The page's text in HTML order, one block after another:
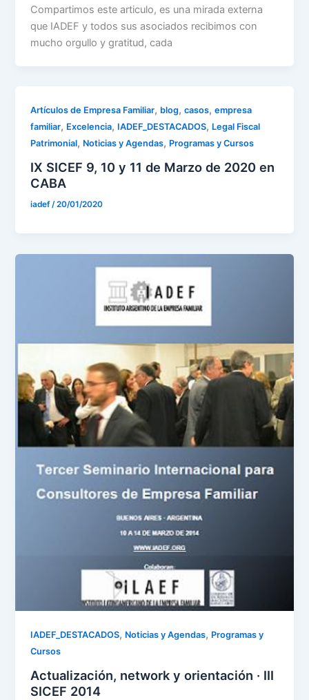
Compartimos este articulo, es una mirada externa
que IADEF y todos sus asociados recibimos con
mucho orgullo y gratitud, cada
Artículos de Empresa Familiar, blog,casos,empresa
familiar, Excelencia, IADEF_DESTACADOS, Legal Fiscal
Patrimonial, Noticias y Agendas, Programas y Cursos
IX SICEF 9, 10 y 11 de Marzo de 2020 en
CABA
iadef /20/01/2020
IADEF_DESTACADOS, Noticias y Agendas, Programas y
Cursos
Actualización, network y orientación · III
SICEF 2014